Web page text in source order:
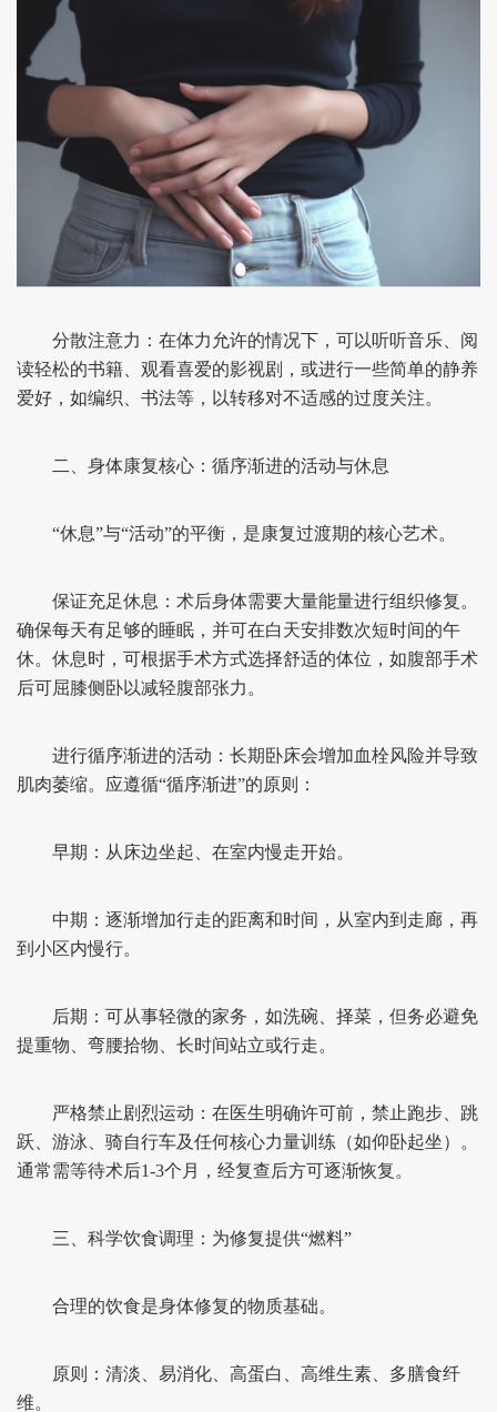
分散注意力：在体力允许的情况下，可以听听音乐、阅
读轻松的书籍、观看喜爱的影视剧，或进行一些简单的静养
爱好，如编织、书法等，以转移对不适感的过度关注。
二、身体康复核心：循序渐进的活动与休息
“休息”与“活动”的平衡，是康复过渡期的核心艺术。
保证充足休息：术后身体需要大量能量进行组织修复。
确保每天有足够的睡眠，并可在白天安排数次短时间的午
休。休息时，可根据手术方式选择舒适的体位，如腹部手术
后可屈膝侧卧以减轻腹部张力。
进行循序渐进的活动：长期卧床会增加血栓风险并导致
肌肉萎缩。应遵循“循序渐进”的原则：
早期：从床边坐起、在室内慢走开始。
中期：逐渐增加行走的距离和时间，从室内到走廊，再
到小区内慢行。
后期：可从事轻微的家务，如洗碗、择菜，但务必避免
提重物、弯腰拾物、长时间站立或行走。
严格禁止剧烈运动：在医生明确许可前，禁止跑步、跳
跃、游泳、骑自行车及任何核心力量训练（如仰卧起坐）。
通常需等待术后1-3个月，经复查后方可逐渐恢复。
三、科学饮食调理：为修复提供“燃料”
合理的饮食是身体修复的物质基础。
原则：清淡、易消化、高蛋白、高维生素、多膳食纤
维。